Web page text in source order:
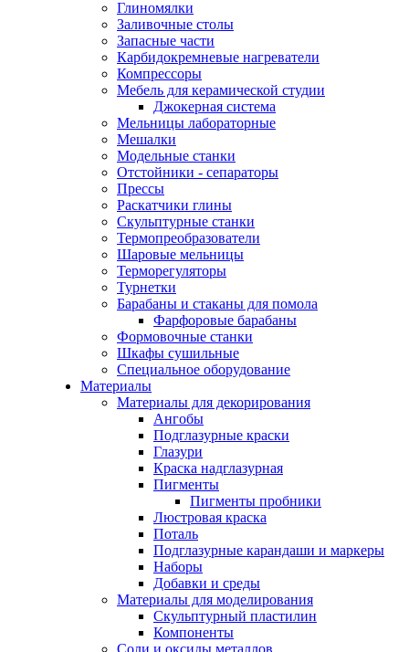
Глиномялки
Заливочные столы
Запасные части
Карбидокремневые нагреватели
Компрессоры
Мебель для керамической студии
Джокерная система
Мельницы лабораторные
Мешалки
Модельные станки
Отстойники - сепараторы
Прессы
Раскатчики глины
Скульптурные станки
Термопреобразователи
Шаровые мельницы
Терморегуляторы
Турнетки
Барабаны и стаканы для помола
Фарфоровые барабаны
Формовочные станки
Шкафы сушильные
Специальное оборудование
Материалы
Материалы для декорирования
Ангобы
Подглазурные краски
Глазури
Краска надглазурная
Пигменты
Пигменты пробники
Люстровая краска
Поталь
Подглазурные карандаши и маркеры
Наборы
Добавки и среды
Материалы для моделирования
Скульптурный пластилин
Компоненты
Соли и оксиды металлов